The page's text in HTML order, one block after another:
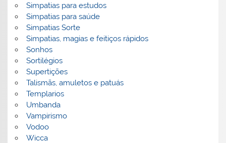
Simpatias para estudos
Simpatias para saúde
Simpatias Sorte
Simpatias, magias e feitiços rápidos
Sonhos
Sortilégios
Supertições
Talismãs, amuletos e patuás
Templarios
Umbanda
Vampirismo
Vodoo
Wicca